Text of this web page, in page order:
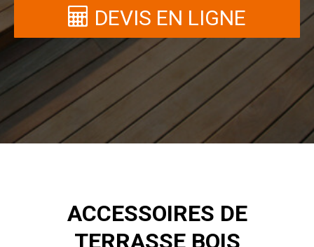
DEVIS EN LIGNE
ACCESSOIRES DE
TERRASSE BOIS